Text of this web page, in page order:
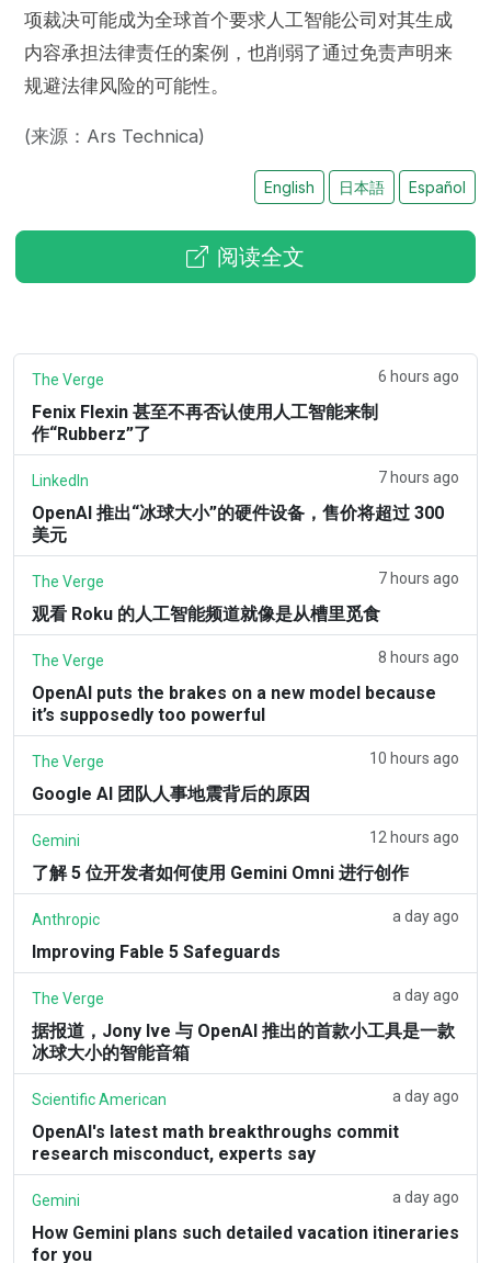
项裁决可能成为全球首个要求人工智能公司对其生成
内容承担法律责任的案例，也削弱了通过免责声明来
规避法律风险的可能性。
(来源：Ars Technica)
English 日本語 Español
阅读全文
The Verge 6 hours ago
Fenix Flexin 甚至不再否认使用人工智能来制
作“Rubberz”了
LinkedIn 7 hours ago
OpenAI 推出“冰球大小”的硬件设备，售价将超过 300
美元
The Verge 7 hours ago
观看 Roku 的人工智能频道就像是从槽里觅食
The Verge 8 hours ago
OpenAI puts the brakes on a new model because
it’s supposedly too powerful
The Verge 10 hours ago
Google AI 团队人事地震背后的原因
Gemini 12 hours ago
了解 5 位开发者如何使用 Gemini Omni 进行创作
Anthropic a day ago
Improving Fable 5 Safeguards
The Verge a day ago
据报道，Jony Ive 与 OpenAI 推出的首款小工具是一款
冰球大小的智能音箱
Scientific American a day ago
OpenAI's latest math breakthroughs commit
research misconduct, experts say
Gemini a day ago
How Gemini plans such detailed vacation itineraries
for you